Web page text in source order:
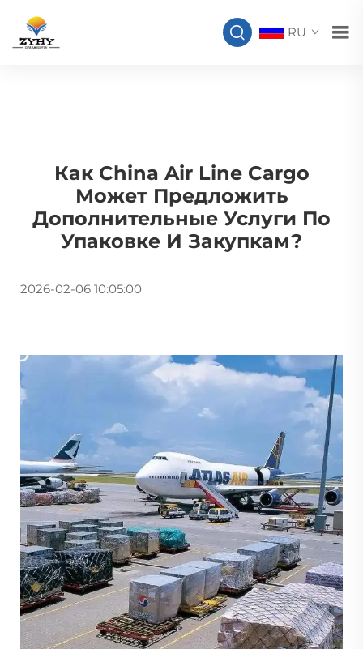
RU
Как China Air Line Cargo
Может Предложить
Дополнительные Услуги По
Упаковке И Закупкам?
2026-02-06 10:05:00